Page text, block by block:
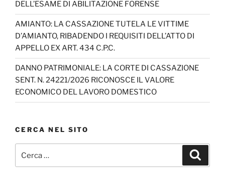
el
DELL’ESAME DI ABILITAZIONE FORENSE
AMIANTO: LA CASSAZIONE TUTELA LE VITTIME
D’AMIANTO, RIBADENDO I REQUISITI DELL’ATTO DI
APPELLO EX ART. 434 C.P.C.
DANNO PATRIMONIALE: LA CORTE DI CASSAZIONE
SENT. N. 24221/2026 RICONOSCE IL VALORE
ECONOMICO DEL LAVORO DOMESTICO
CERCA NEL SITO